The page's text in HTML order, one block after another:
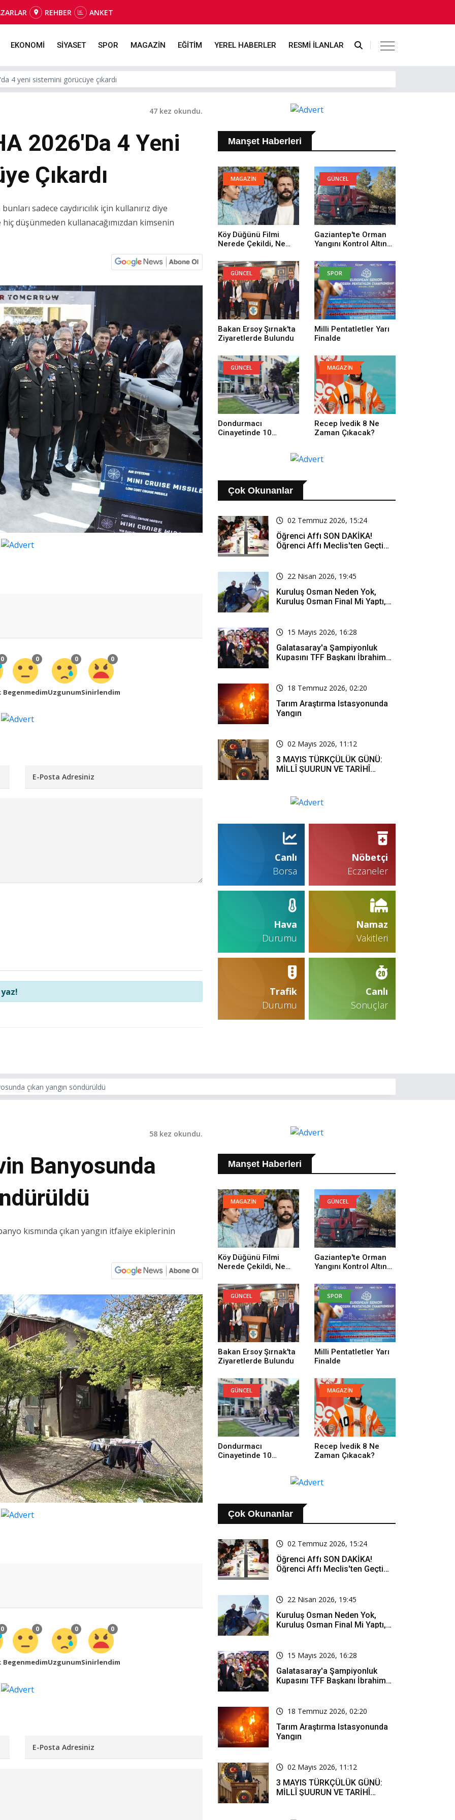
REHBER ANKET
EKONOMİ SİYASET SPOR MAGAZİN EĞİTİM YEREL HABERLER RESMİ İLANLAR
4 yeni sistemini görücüye çıkardı
47 kez okundu.
2026'da 4 Yeni
Çıkardı
sadece caydırıcılık için kullanırız diye
düşünmeden kullanacağımızdan kimsenin
0 0
Begenmedim
0
Uzgunum
0
Sinirlendim
Manşet Haberleri
MAGAZİN
Köy Düğünü Filmi
Nerede Çekildi, Ne
Düğünü Filmi
Oyuncuları Kim,
Konusu Ne?
GÜNCEL
Gaziantep'te Orman
Yangını Kontrol Altına
GÜNCEL
Bakan Ersoy Şırnak'ta
Ziyaretlerde Bulundu
SPOR
Milli Pentatletler Yarı
Finalde
GÜNCEL
Dondurmacı
Cinayetinde 10
MAGAZİN
Recep İvedik 8 Ne
Zaman Çıkacak?
Çok Okunanlar
02 Temmuz 2026, 15:24
Öğrenci Affı SON DAKİKA!
Öğrenci Affı Meclis'ten Geçti
22 Nisan 2026, 19:45
Kuruluş Osman Neden Yok,
Kuruluş Osman Final Mi Yaptı,
Zaman Yayınlanacak?
15 Mayıs 2026, 16:28
Galatasaray'a Şampiyonluk
Kupasını TFF Başkanı İbrahim
18 Temmuz 2026, 02:20
Tarım Araştırma Istasyonunda
Yangın
02 Mayıs 2026, 11:12
3 MAYIS TÜRKÇÜLÜK GÜNÜ:
MİLLÎ ŞUURUN VE TARİHÎ
Canlı
Borsa
Nöbetçi
Eczaneler
Hava
Durumu
Namaz
Vakitleri
Trafik
Durumu
Canlı
Sonuçlar
çıkan yangın söndürüldü
58 kez okundu.
Banyosunda
kısmında çıkan yangın itfaiye ekiplerinin
0 0
Begenmedim
0
Uzgunum
0
Sinirlendim
Manşet Haberleri
MAGAZİN
Köy Düğünü Filmi
Nerede Çekildi, Ne
Düğünü Filmi
Oyuncuları Kim,
Konusu Ne?
GÜNCEL
Gaziantep'te Orman
Yangını Kontrol Altına
GÜNCEL
Bakan Ersoy Şırnak'ta
Ziyaretlerde Bulundu
SPOR
Milli Pentatletler Yarı
Finalde
GÜNCEL
Dondurmacı
Cinayetinde 10
MAGAZİN
Recep İvedik 8 Ne
Zaman Çıkacak?
Çok Okunanlar
02 Temmuz 2026, 15:24
Öğrenci Affı SON DAKİKA!
Öğrenci Affı Meclis'ten Geçti
22 Nisan 2026, 19:45
Kuruluş Osman Neden Yok,
Kuruluş Osman Final Mi Yaptı,
Zaman Yayınlanacak?
15 Mayıs 2026, 16:28
Galatasaray'a Şampiyonluk
Kupasını TFF Başkanı İbrahim
18 Temmuz 2026, 02:20
Tarım Araştırma Istasyonunda
Yangın
02 Mayıs 2026, 11:12
3 MAYIS TÜRKÇÜLÜK GÜNÜ:
MİLLÎ ŞUURUN VE TARİHÎ